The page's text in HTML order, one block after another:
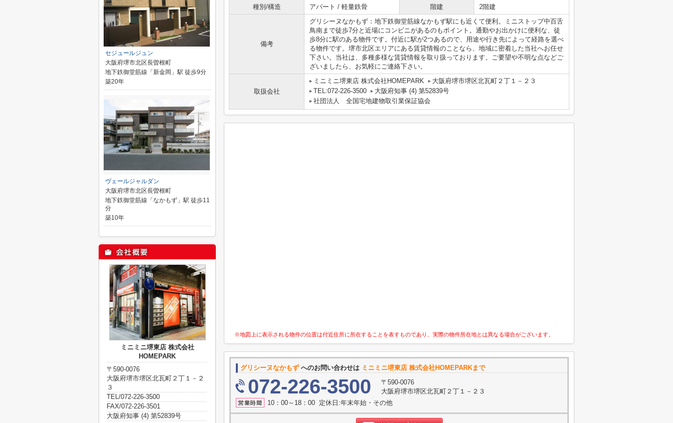
種別/構造
アパート / 軽量鉄骨 階建 2階建
備考
グリシーヌなかもず：地下鉄御堂筋線なかもず駅にも近くて便利。ミニストップ中百舌
鳥南まで徒歩7分と近場にコンビニがあるのもポイント。通勤やお出かけに便利な、徒
歩8分に駅のある物件です。付近に駅が2つあるので、用途や行き先によって経路を選べ
る物件です。堺市北区エリアにある賃貸情報のことなら、地域に密着した当社へお任せ
下さい。当社は、多種多様な賃貸情報を取り扱っております。ご要望や不明な点などご
ざいましたら、お気軽にご連絡下さい。
取扱会社
ミニミニ堺東店 株式会社HOMEPARK
大阪府堺市堺区北瓦町２丁１－２３
TEL:072-226-3500
大阪府知事 (4) 第52839号
社団法人 全国宅地建物取引業保証協会
※地図上に表示される物件の位置は付近住所に所在することを表すものであり、実際の物件所在地とは異なる場合がございます。
グリシーヌなかもず へのお問い合わせは ミニミニ堺東店 株式会社HOMEPARKまで
072-226-3500
〒590-0076
大阪府堺市堺区北瓦町２丁１－２３
10：00～18：00 定休日:年末年始・その他
セジュールジュン
大阪府堺市北区長曽根町
地下鉄御堂筋線「新金岡」駅 徒歩9分
築20年
ヴェールジャルダン
大阪府堺市北区長曽根町
地下鉄御堂筋線「なかもず」駅 徒歩11
分
築10年
ミニミニ堺東店 株式会社
HOMEPARK
〒590-0076
大阪府堺市堺区北瓦町２丁１－２
３
TEL/072-226-3500
FAX/072-226-3501
大阪府知事 (4) 第52839号